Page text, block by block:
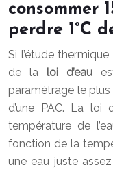
consommer
perdre 1°C
Si l’étude
de la loi d’eau
paramétrage le
d’une PAC. La loi
température de
fonction de la
une eau juste